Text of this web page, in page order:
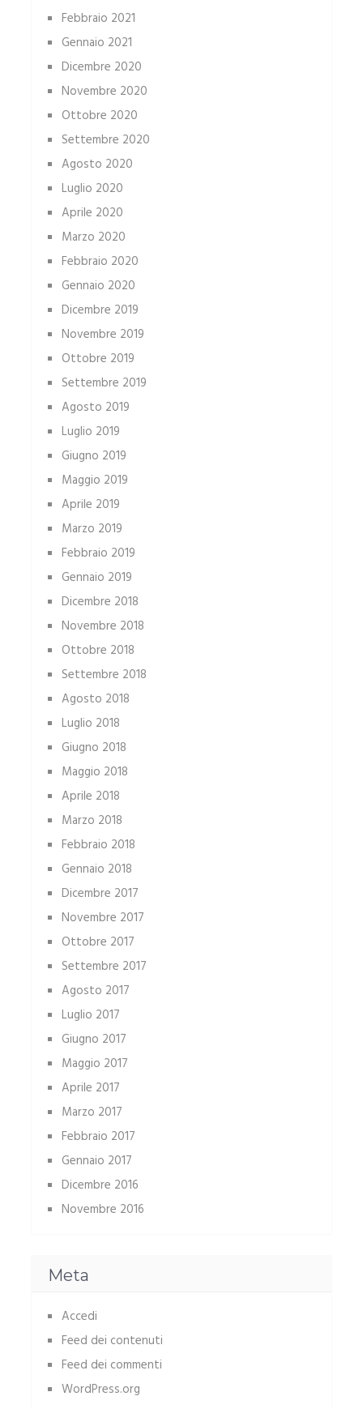
Febbraio 2021
Gennaio 2021
Dicembre 2020
Novembre 2020
Ottobre 2020
Settembre 2020
Agosto 2020
Luglio 2020
Aprile 2020
Marzo 2020
Febbraio 2020
Gennaio 2020
Dicembre 2019
Novembre 2019
Ottobre 2019
Settembre 2019
Agosto 2019
Luglio 2019
Giugno 2019
Maggio 2019
Aprile 2019
Marzo 2019
Febbraio 2019
Gennaio 2019
Dicembre 2018
Novembre 2018
Ottobre 2018
Settembre 2018
Agosto 2018
Luglio 2018
Giugno 2018
Maggio 2018
Aprile 2018
Marzo 2018
Febbraio 2018
Gennaio 2018
Dicembre 2017
Novembre 2017
Ottobre 2017
Settembre 2017
Agosto 2017
Luglio 2017
Giugno 2017
Maggio 2017
Aprile 2017
Marzo 2017
Febbraio 2017
Gennaio 2017
Dicembre 2016
Novembre 2016
Meta
Accedi
Feed dei contenuti
Feed dei commenti
WordPress.org